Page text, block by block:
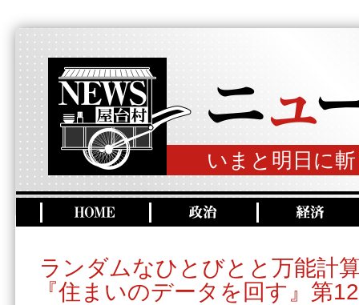
いまと明日に
ランダムなひとびとと万能計
『住まいのデータを回す』第